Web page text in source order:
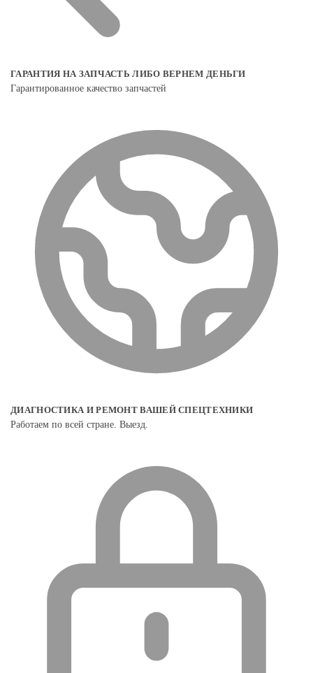
ГАРАНТИЯ НА ЗАПЧАСТЬ ЛИБО ВЕРНЕМ ДЕНЬГИ
Гарантированное качество запчастей
ДИАГНОСТИКА И РЕМОНТ ВАШЕЙ СПЕЦТЕХНИКИ
Работаем по всей стране. Выезд.